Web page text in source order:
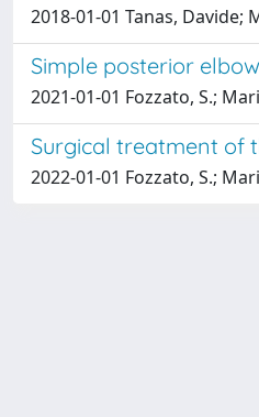
2018-01-01 Tanas, Davide;
Simple posterior
2021-01-01 Fozzato, S.;
Surgical treatment of
2022-01-01 Fozzato, S.;